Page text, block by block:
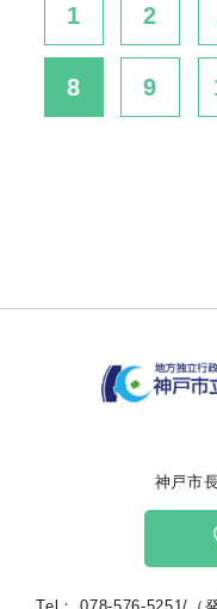
1 2
8 9
神戸市